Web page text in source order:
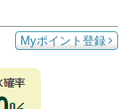
Myポイント登録